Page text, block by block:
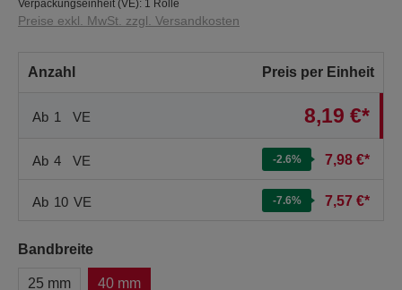
Verpackungseinheit (VE): 1 Rolle
Preise exkl. MwSt. zzgl. Versandkosten
Anzahl Preis per Einheit
Ab 1 VE 8,19 €*
Ab 4 VE -2.6% 7,98 €*
Ab 10 VE -7.6% 7,57 €*
Bandbreite
25 mm 40 mm